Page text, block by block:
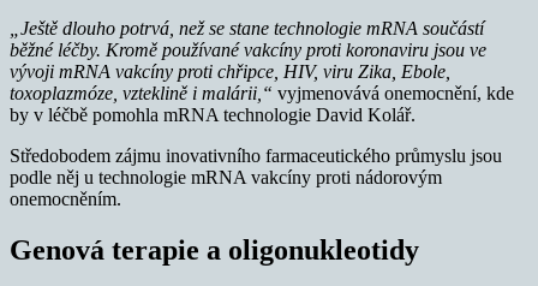
„Ještě dlouho potrvá, než se stane technologie mRNA součástí
běžné léčby. Kromě používané vakcíny proti koronaviru jsou ve
vývoji mRNA vakcíny proti chřipce, HIV, viru Zika, Ebole,
toxoplazmóze, vzteklině i malárii,“ vyjmenovává onemocnění, kde
by v léčbě pomohla mRNA technologie David Kolář.
Středobodem zájmu inovativního farmaceutického průmyslu jsou
podle něj u technologie mRNA vakcíny proti nádorovým
onemocněním.
Genová terapie a oligonukleotidy